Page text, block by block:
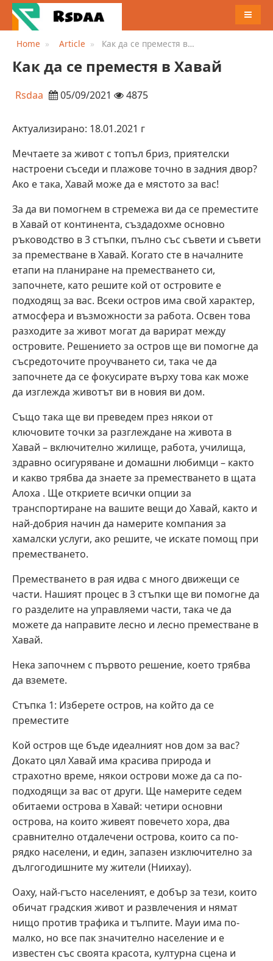
MENU
Home Article
Как да се преместя в
Как да се преместя в Хавай
Rsdaa 05/09/2021 4875
Актуализирано: 18.01.2021 г
Мечтаете за живот с топъл бриз, приятелски
настроени съседи и плажове точно в задния двор?
Ако е така, Хавай може да е мястото за вас!
За да ви помогнем в стремежа ви да се преместите
в Хавай от континента, създадохме основно
ръководство в 3 стъпки, пълно със съвети и съвети
за преместване в Хавай. Когато сте в началните
етапи на планиране на преместването си,
започнете, като решите кой от островите е
подходящ за вас. Всеки остров има свой характер,
атмосфера и възможности за работа. Освен това
разходите за живот могат да варират между
островите. Решението за остров ще ви помогне да
съсредоточите проучването си, така че да
започнете да се фокусирате върху това как може
да изглежда животът ви в новия ви дом.
Също така ще ви преведем през някои от
ключовите точки за разглеждане на живота в
Хавай – включително жилище, работа, училища,
здравно осигуряване и домашни любимци – както
и какво трябва да знаете за преместването в щата
Алоха . Ще откриете всички опции за
транспортиране на вашите вещи до Хавай, както и
най-добрия начин да намерите компания за
хамалски услуги, ако решите, че искате помощ при
преместването.
Преместването в рая идва с много движещи се
части. Нашият процес в 3 стъпки ще ви помогне да
го разделите на управляеми части, така че да
можете да направите лесно и лесно преместване в
Хавай.
Нека започнем с първото решение, което трябва
да вземете.
Стъпка 1: Изберете остров, на който да се
преместите
Кой остров ще бъде идеалният нов дом за вас?
Докато цял Хавай има красива природа и
страхотно време, някои острови може да са по-
подходящи за вас от други. Ще намерите седем
обитаеми острова в Хавай: четири основни
острова, на които живеят повечето хора, два
сравнително отдалечени острова, които са по-
рядко населени, и един, запазен изключително за
дългогодишните му жители (Ниихау).
Оаху, най-гъсто населеният, е добър за тези, които
обичат градския живот и развлечения и нямат
нищо против трафика и тълпите. Мауи има по-
малко, но все пак значително население и е
известен със своята красота, културна сцена и